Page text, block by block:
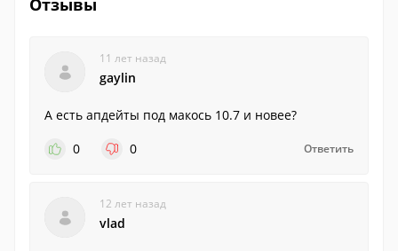
Отзывы
11 лет назад
gaylin
А есть апдейты под макось 10.7 и новее?
0
0 Ответить
12 лет назад
vlad